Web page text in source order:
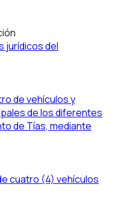
jurídicos del
de vehículos y
de los diferentes
de Tías, mediante
cuatro (4) vehículos